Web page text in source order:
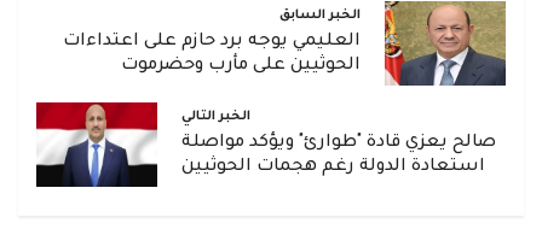
الخبر السابق
العليمي يوجه برد حازم على اعتداءات
الحوثيين على مأرب وحضرموت
الخبر التالي
صالح يعزي قادة "طوارئ" ويؤكد مواصلة
استعادة الدولة رغم هجمات الحوثيين